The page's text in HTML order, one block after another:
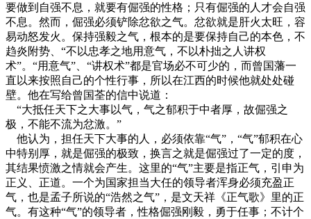
要做到自强不息，就要有倔强的性格；只有倔强的人才会自强
不息。然而，倔强必须铲除忿欲之气。忿欲就是肝火太旺，容
易动怒发火。保持强毅之气，根本的是要保持自己的本色，不
趋炎附势、“不以忠孝之地用意气，不以朴拙之人讲权
术”。“用意气”、“讲权术”都是官场必不可少的，而曾国藩一
直以来按照自己的个性行事，所以在江西的时候他就处处碰
壁。他在写给曾国荃的信中说道：
“大抵任天下之大事以气，气之郁积于中者厚，故倔强之
极，不能不流为忿激。”
他认为，担任天下大事的人，必须依靠“气”，“气”郁积在心
中特别厚，就是倔强的极致，换言之就是倔强过了一定的度，
其结果愤激之情就会产生。这里的“气”主要是指正气，引申为
正义、正道。一个为国家担当大任的领导者浑身必须充盈正
气，也是孟子所说的“浩然之气”，是文天祥《正气歌》里的正
气。有这种“气”的领导者，性格倔强刚毅，勇于任事；不计个